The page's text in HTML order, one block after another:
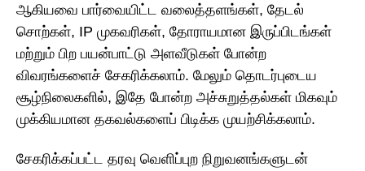
ஆகியவை பார்வையிட்ட வலைத்தளங்கள், தேடல்
சொற்கள், IP முகவரிகள், தோராயமான இருப்பிடங்கள்
மற்றும் பிற பயன்பாட்டு அளவீடுகள் போன்ற
விவரங்களைச் சேகரிக்கலாம். மேலும் தொடர்புடைய
சூழ்நிலைகளில், இதே போன்ற அச்சுறுத்தல்கள் மிகவும்
முக்கியமான தகவல்களைப் பிடிக்க முயற்சிக்கலாம்.
சேகரிக்கப்பட்ட தரவு வெளிப்புற நிறுவனங்களுடன்